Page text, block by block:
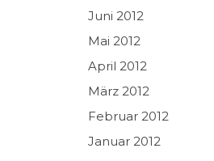
Juni 2012
Mai 2012
April 2012
März 2012
Februar 2012
Januar 2012